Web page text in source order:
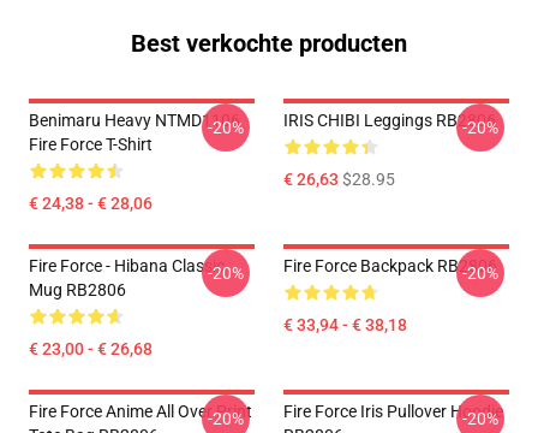
Best verkochte producten
Benimaru Heavy NTMD1106
Fire Force T-Shirt
€ 24,38 - € 28,06
-20% IRIS CHIBI Leggings RB2806
€ 26,63 $28.95
-20%
Fire Force - Hibana Classic
Mug RB2806
€ 23,00 - € 26,68
-20% Fire Force Backpack RB2806
€ 33,94 - € 38,18
-20%
Fire Force Anime All Over Print
-20%
Fire Force Iris Pullover Hoodie
-20%